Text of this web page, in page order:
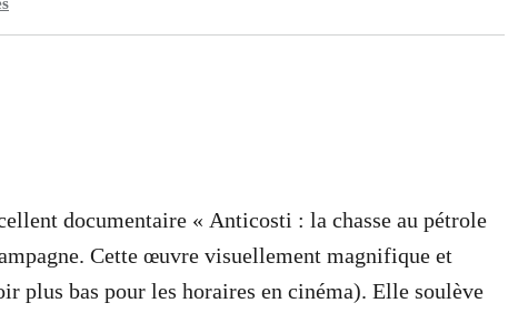
documentaire « Anticosti : la chasse au pétrole
Cette œuvre visuellement magnifique et
plus bas pour les horaires en cinéma). Elle soulève